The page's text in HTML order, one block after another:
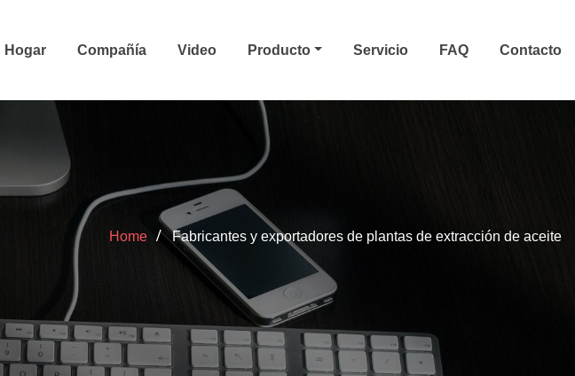
Hogar Compañía Video Producto Servicio FAQ Contacto
Home Fabricantes y exportadores de plantas de extracción de aceite